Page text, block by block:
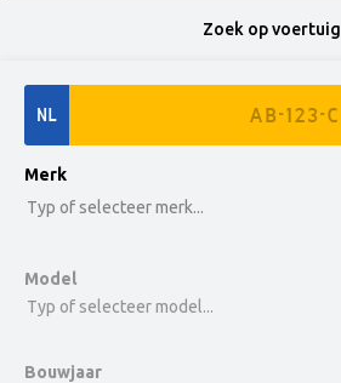
Zoek op voertuig
NL
option , selected.
Merk
Typ of selecteer merk...
Model
Typ of selecteer model...
Bouwjaar